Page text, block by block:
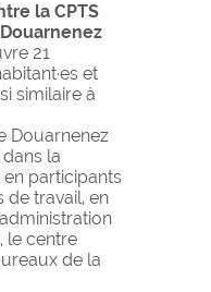
la CPTS
21
et
similaire à
Douarnenez
la
participants
travail, en
le centre
de la